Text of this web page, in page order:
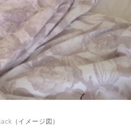
（イメージ図）